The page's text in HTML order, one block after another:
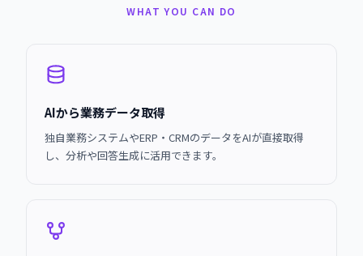
WHAT YOU CAN DO
AIから業務データ取得
独自業務システムやERP・CRMのデータをAIが直接取得
し、分析や回答生成に活用できます。